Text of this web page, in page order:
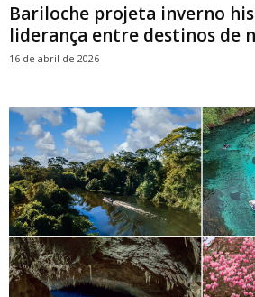
Bariloche projeta inverno
liderança entre destinos de
16 de abril de 2026